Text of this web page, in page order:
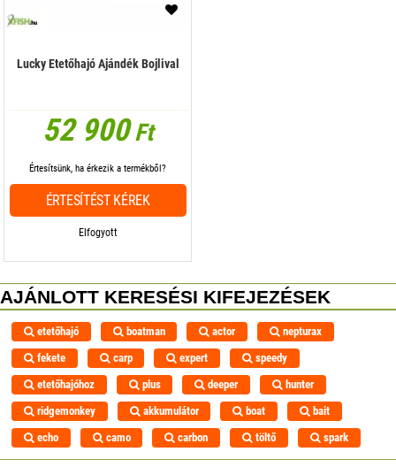
Lucky Etetőhajó Ajándék Bojlival
52 900Ft
Elfogyott
Értesítsünk, ha érkezik a termékből?
ÉRTESÍTÉST KÉREK
AJÁNLOTT KERESÉSI KIFEJEZÉSEK
etetőhajó boatman actor
nepturax
fekete
carp expert
speedy
etetőhajóhoz
plus deeper
hunter
ridgemonkey
akkumulátor boat
bait
echo
camo carbon töltő spark